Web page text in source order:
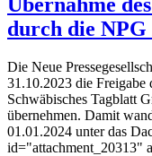
durch die NPG
Die Neue
31.10.2023 die Freigabe
Schwäbisches Tagblatt
übernehmen. Damit
01.01.2024 unter das
id="attachment_20313"